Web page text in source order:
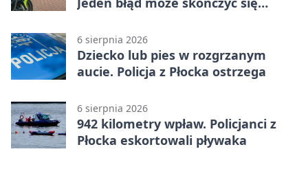
6 sierpnia 2026
Dziecko lub pies w rozgrzanym
aucie. Policja z Płocka ostrzega
6 sierpnia 2026
942 kilometry wpław. Policjanci z
Płocka eskortowali pływaka